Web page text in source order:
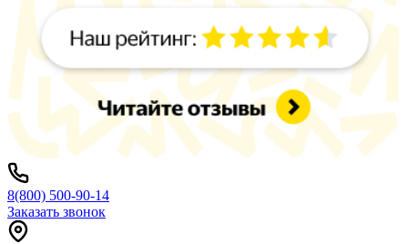
8(800) 500-90-14
Заказать звонок